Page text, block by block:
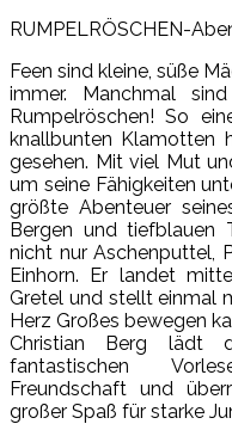
RUMPELRÖSCHEN-
Feen sind kleine, süße
immer. Manchmal
Rumpelröschen! So
knallbunten Klamotten
gesehen. Mit viel Mut
um seine Fähigkeiten
größte Abenteuer
Bergen und tiefblauen
nicht nur Aschenputtel,
Einhorn. Er landet
Gretel und stellt einmal
Herz Großes bewegen
Christian Berg lädt
fantastischen
Freundschaft und
großer Spaß für starke